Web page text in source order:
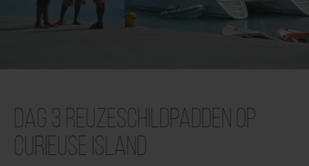
Dag 3 Reuzeschildpadden op
Curieuse Island